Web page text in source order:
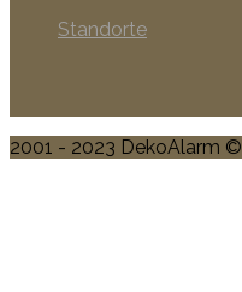
Standorte
2001 - 2023 DekoAlarm